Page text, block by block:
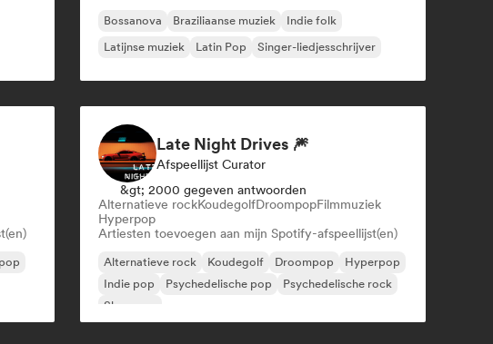
Bossanova Braziliaanse muziek
Indie folk
Latijnse muziek
Latin Pop Singer-liedjesschrijver
Late Night Drives 🎆
Afspeellijst Curator
&gt; 2000 gegeven antwoorden
Alternatieve rockKoudegolfDroompopFilmmuziek
Hyperpop
Artiesten toevoegen aan mijn Spotify-afspeellijst(en)
Alternatieve rock Koudegolf Droompop
Hyperpop
Indie pop
Psychedelische pop
Psychedelische rock
Shoegaze